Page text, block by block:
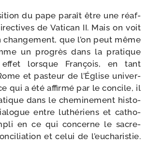
du pape paraît être une réaf­
de Vatican II. Mais on voit
chan­ge­ment, que l’on peut même
un pro­grès dans la pra­tique
effet lorsque François, en tant
et pas­teur de l’Église uni­ver­
qui a été affir­mé par le concile, il
dans le che­mi­ne­ment his­to­
entre luthé­riens et catho­
en ce qui concerne le sacre­
et celui de l’eucharistie.